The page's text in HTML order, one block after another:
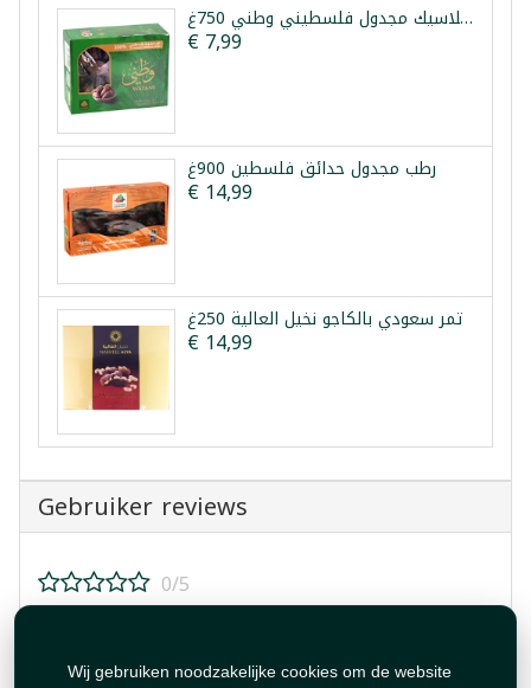
Wij gebruiken noodzakelijke cookies om de website
تمر كلاسيك مجدول فلسطيني وطني 750غ
€ 7,99
رطب مجدول حدائق فلسطين 900غ
€ 14,99
تمر سعودي بالكاجو نخيل العالية 250غ
€ 14,99
Gebruiker reviews
0/5